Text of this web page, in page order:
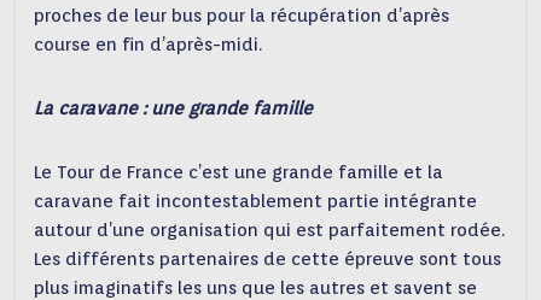
proches de leur bus pour la récupération d’après
course en fin d’après-midi.
La caravane : une grande famille
Le Tour de France c’est une grande famille et la
caravane fait incontestablement partie intégrante
autour d’une organisation qui est parfaitement rodée.
Les différents partenaires de cette épreuve sont tous
plus imaginatifs les uns que les autres et savent se